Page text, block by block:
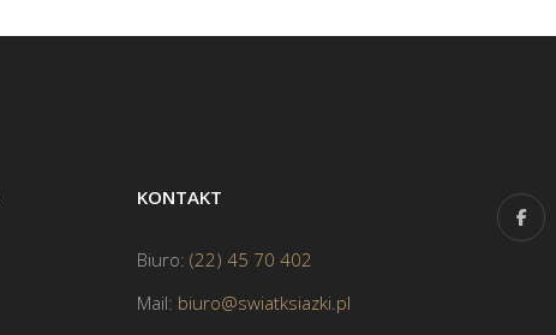
KONTAKT
Biuro: (22) 45 70 402
Mail: biuro@swiatksiazki.pl